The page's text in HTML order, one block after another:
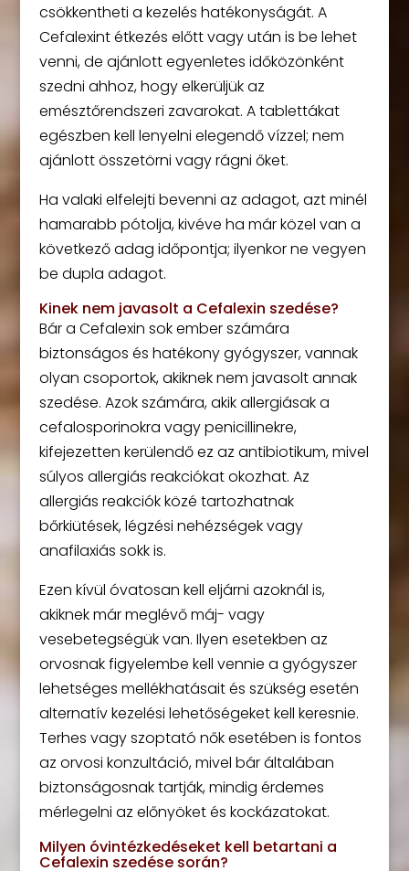
csökkentheti a kezelés hatékonyságát. A
Cefalexint étkezés előtt vagy után is be lehet
venni, de ajánlott egyenletes időközönként
szedni ahhoz, hogy elkerüljük az
emésztőrendszeri zavarokat. A tablettákat
egészben kell lenyelni elegendő vízzel; nem
ajánlott összetörni vagy rágni őket.
Ha valaki elfelejti bevenni az adagot, azt minél
hamarabb pótolja, kivéve ha már közel van a
következő adag időpontja; ilyenkor ne vegyen
be dupla adagot.
Kinek nem javasolt a Cefalexin szedése?
Bár a Cefalexin sok ember számára
biztonságos és hatékony gyógyszer, vannak
olyan csoportok, akiknek nem javasolt annak
szedése. Azok számára, akik allergiásak a
cefalosporinokra vagy penicillinekre,
kifejezetten kerülendő ez az antibiotikum, mivel
súlyos allergiás reakciókat okozhat. Az
allergiás reakciók közé tartozhatnak
bőrkiütések, légzési nehézségek vagy
anafilaxiás sokk is.
Ezen kívül óvatosan kell eljárni azoknál is,
akiknek már meglévő máj- vagy
vesebetegségük van. Ilyen esetekben az
orvosnak figyelembe kell vennie a gyógyszer
lehetséges mellékhatásait és szükség esetén
alternatív kezelési lehetőségeket kell keresnie.
Terhes vagy szoptató nők esetében is fontos
az orvosi konzultáció, mivel bár általában
biztonságosnak tartják, mindig érdemes
mérlegelni az előnyöket és kockázatokat.
Milyen óvintézkedéseket kell betartani a
Cefalexin szedése során?